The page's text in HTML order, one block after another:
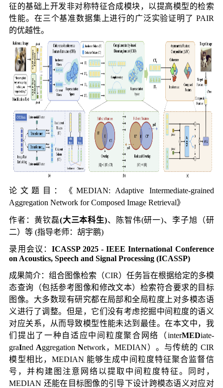
征的基础上开发非对称特征合成模块，以提高模型的检索
性能。在三个基准数据集上进行的广泛实验证明了 PAIR
的优越性。
论文题目：《 MEDIAN: Adaptive Intermediate-grained
Aggregation Network for Composed Image Retrieval》
作者：黄钦磊(大三本科生)、陈智伟(研一)、李子旭（研
二）等 (指导老师：胡宇鹏)
录用会议： ICASSP 2025 - IEEE International Conference
on Acoustics, Speech and Signal Processing (ICASSP)
成果简介：组合图像检索（CIR）任务旨在根据给定的多模
态查询（包括参考图像和修改文本）检索符合要求的目标
图像。大多数现有研究都在局部和全局粒度上对多模态语
义进行了调整。但是，它们没有考虑挖掘中间粒度的语义
对应关系，从而导致模型性能未达到最佳。在本文中，我
们提出了一种自适应中间粒度聚合网络（interMEDiate-
graIned AggregationNetwork，MEDIAN）。与传统的 CIR
模型相比，MEDIAN 能够生成中间粒度特征聚合监督信
号，并构建图注意网络以提取中间粒度特征。同时，
MEDIAN 还能在目标图像的引导下设计跨模态语义对应对